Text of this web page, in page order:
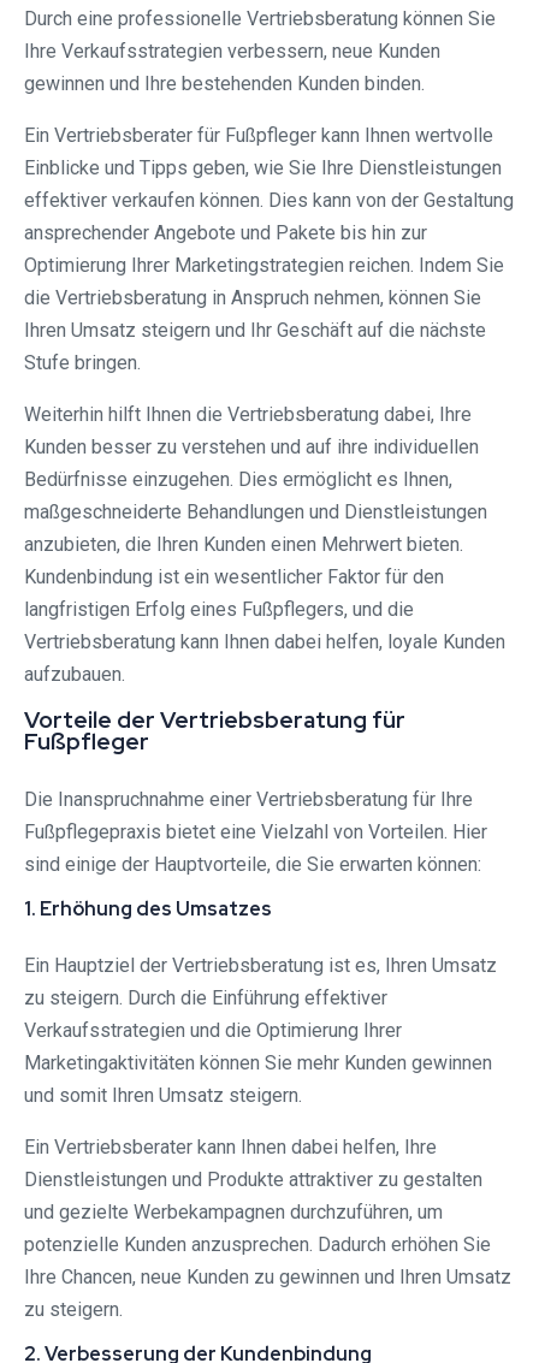
Durch eine professionelle Vertriebsberatung können Sie
Ihre Verkaufsstrategien verbessern, neue Kunden
gewinnen und Ihre bestehenden Kunden binden.
Ein Vertriebsberater für Fußpfleger kann Ihnen wertvolle
Einblicke und Tipps geben, wie Sie Ihre Dienstleistungen
effektiver verkaufen können. Dies kann von der Gestaltung
ansprechender Angebote und Pakete bis hin zur
Optimierung Ihrer Marketingstrategien reichen. Indem Sie
die Vertriebsberatung in Anspruch nehmen, können Sie
Ihren Umsatz steigern und Ihr Geschäft auf die nächste
Stufe bringen.
Weiterhin hilft Ihnen die Vertriebsberatung dabei, Ihre
Kunden besser zu verstehen und auf ihre individuellen
Bedürfnisse einzugehen. Dies ermöglicht es Ihnen,
maßgeschneiderte Behandlungen und Dienstleistungen
anzubieten, die Ihren Kunden einen Mehrwert bieten.
Kundenbindung ist ein wesentlicher Faktor für den
langfristigen Erfolg eines Fußpflegers, und die
Vertriebsberatung kann Ihnen dabei helfen, loyale Kunden
aufzubauen.
Vorteile der Vertriebsberatung für
Fußpfleger
Die Inanspruchnahme einer Vertriebsberatung für Ihre
Fußpflegepraxis bietet eine Vielzahl von Vorteilen. Hier
sind einige der Hauptvorteile, die Sie erwarten können:
1. Erhöhung des Umsatzes
Ein Hauptziel der Vertriebsberatung ist es, Ihren Umsatz
zu steigern. Durch die Einführung effektiver
Verkaufsstrategien und die Optimierung Ihrer
Marketingaktivitäten können Sie mehr Kunden gewinnen
und somit Ihren Umsatz steigern.
Ein Vertriebsberater kann Ihnen dabei helfen, Ihre
Dienstleistungen und Produkte attraktiver zu gestalten
und gezielte Werbekampagnen durchzuführen, um
potenzielle Kunden anzusprechen. Dadurch erhöhen Sie
Ihre Chancen, neue Kunden zu gewinnen und Ihren Umsatz
zu steigern.
2. Verbesserung der Kundenbindung